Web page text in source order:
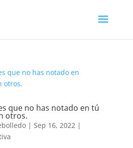
que no has notado en tú
otros.
| Sep 16, 2022|